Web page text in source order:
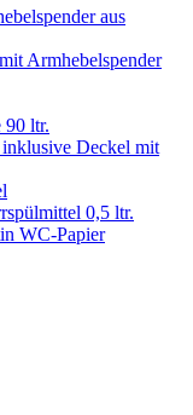
Armhebelspender
90 ltr.
0,5 ltr.
WC-Papier